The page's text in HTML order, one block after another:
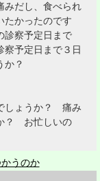
みだし、食べられ
たかったのです
診察予定日まで
察予定日まで３日
か？
しょうか？ 痛み
？ お忙しいの
うのか